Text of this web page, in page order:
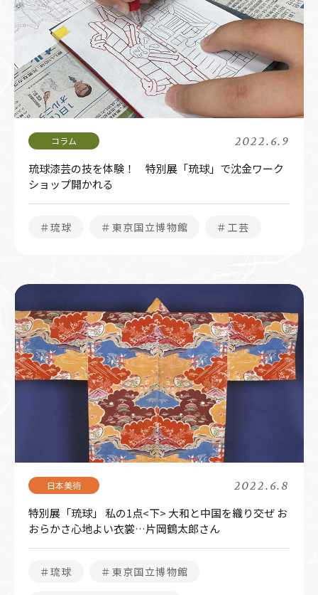
2022.6.9
琉球漆芸の技を体験！ 特別展「琉球」で沈金ワーク
ショップ開かれる
＃琉球 ＃東京国立博物館 ＃工芸
2022.6.8
特別展「琉球」 私の1点<下> 大和と中国を織り交ぜ お
おらかさ心地よい衣裳…片岡鶴太郎さん
＃琉球 ＃東京国立博物館